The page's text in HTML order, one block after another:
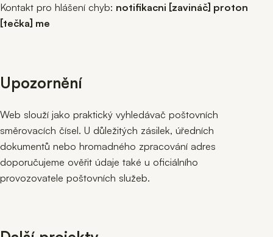
Kontakt pro hlášení chyb: notifikacni [zavináč] proton
[tečka] me
Upozornění
Web slouží jako praktický vyhledávač poštovních
směrovacích čísel. U důležitých zásilek, úředních
dokumentů nebo hromadného zpracování adres
doporučujeme ověřit údaje také u oficiálního
provozovatele poštovních služeb.